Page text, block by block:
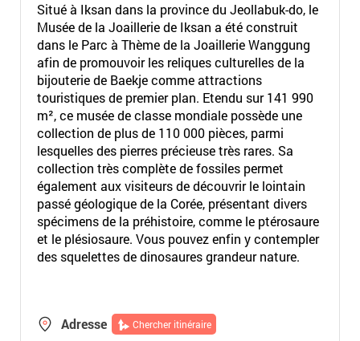
Situé à Iksan dans la province du Jeollabuk-do, le
Musée de la Joaillerie de Iksan a été construit
dans le Parc à Thème de la Joaillerie Wanggung
afin de promouvoir les reliques culturelles de la
bijouterie de Baekje comme attractions
touristiques de premier plan. Etendu sur 141 990
m², ce musée de classe mondiale possède une
collection de plus de 110 000 pièces, parmi
lesquelles des pierres précieuse très rares. Sa
collection très complète de fossiles permet
également aux visiteurs de découvrir le lointain
passé géologique de la Corée, présentant divers
spécimens de la préhistoire, comme le ptérosaure
et le plésiosaure. Vous pouvez enfin y contempler
des squelettes de dinosaures grandeur nature.
Adresse Chercher itinéraire